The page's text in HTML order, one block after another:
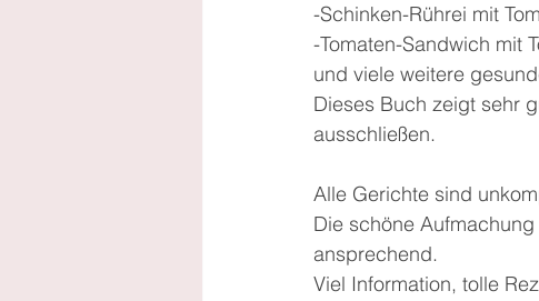
-Schinken-Rührei mit
-Tomaten-Sandwich mit
und viele weitere
Dieses Buch zeigt sehr
ausschließen.
Alle Gerichte sind
Die schöne
ansprechend.
Viel Information, tolle